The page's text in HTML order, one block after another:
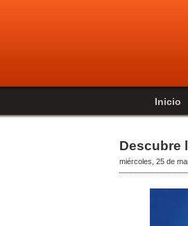
Inicio
Descubre
miércoles, 25 de